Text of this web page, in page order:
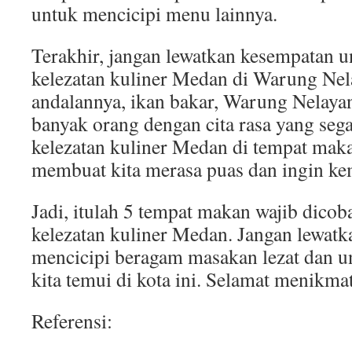
untuk mencicipi menu lainnya.
Terakhir, jangan lewatkan kesempatan
kelezatan kuliner Medan di Warung
andalannya, ikan bakar, Warung
banyak orang dengan cita rasa yang
kelezatan kuliner Medan di tempat
membuat kita merasa puas dan ingin
Jadi, itulah 5 tempat makan wajib
kelezatan kuliner Medan. Jangan
mencicipi beragam masakan lezat dan
kita temui di kota ini. Selamat
Referensi: